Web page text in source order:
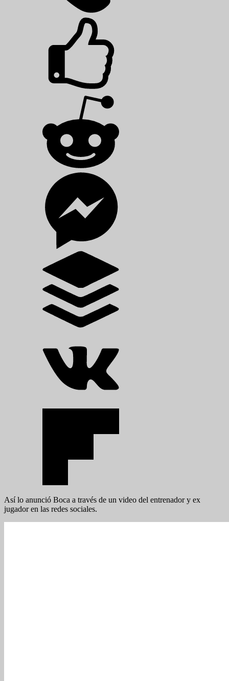
Así lo anunció Boca a través de un video del entrenador y ex
jugador en las redes sociales.